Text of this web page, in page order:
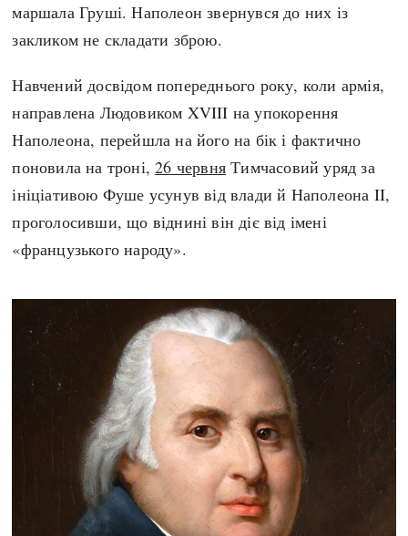
маршала Груші. Наполеон звернувся до них із
закликом не складати зброю.
Навчений досвідом попереднього року, коли армія,
направлена Людовиком XVIII на упокорення
Наполеона, перейшла на його на бік і фактично
поновила на троні,26 червня Тимчасовий уряд за
ініціативою Фуше усунув від влади й Наполеона II,
проголосивши, що віднині він діє від імені
«французького народу».